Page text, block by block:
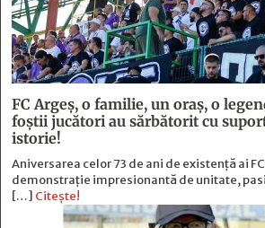
FC Argeş, o familie, un oraș, o
foştii jucători au sărbătorit cu
istorie!
Aniversarea celor 73 de ani de existență ai
demonstrație impresionantă de unitate,
[…] Citește!